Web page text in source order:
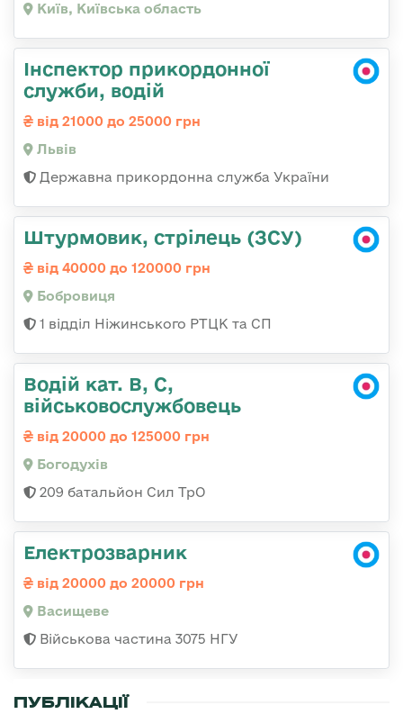
Київ, Київська область
Інспектор прикордонної
служби, водій
від 21000 до 25000 грн
Львів
Державна прикордонна служба України
Штурмовик, стрілець (ЗСУ)
від 40000 до 120000 грн
Бобровиця
1 відділ Ніжинського РТЦК та СП
Водій кат. В, С,
військовослужбовець
від 20000 до 125000 грн
Богодухів
209 батальйон Сил ТрО
Електрозварник
від 20000 до 20000 грн
Васищеве
Військова частина 3075 НГУ
ПУБЛІКАЦІЇ